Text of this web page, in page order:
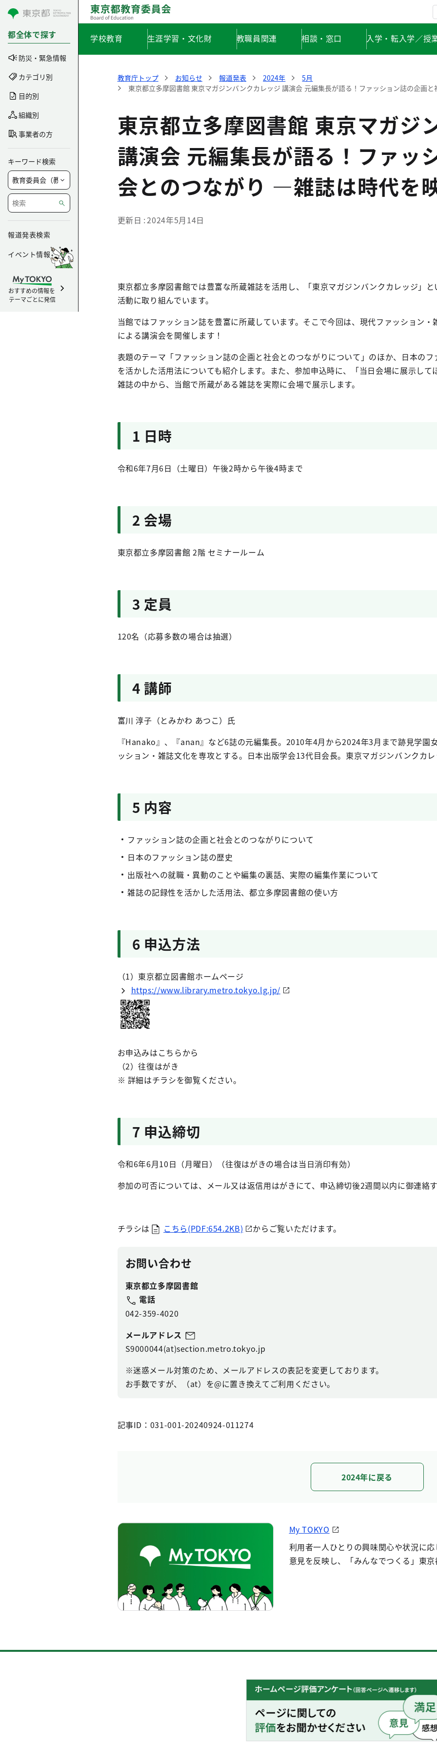
コンテンツにスキップ
都全体で探す
防災・緊急情報
カテゴリ別
目的別
組織別
事業者の方
キーワード検索
報道発表検索
イベント情報
おすすめの情報を
テーマごとに発信
学校教育 生涯学習・文化財 教職員関連 相談・窓口 入学・転入学／授
教育庁トップ お知らせ 報道発表 2024年
5月
東京都立多摩図書館 東京マガジンバンクカレッジ 講演会 元編集長が語る！ファッション誌の企画
東京都立多摩図書館 東京マガジ
講演会 元編集長が語る！ファッ
会とのつながり ―雑誌は時代を
更新日 2024年5月14日
東京都立多摩図書館では豊富な所蔵雑誌を活用し、「東京マガジンバンクカレッジ」
活動に取り組んでいます。
当館ではファッション誌を豊富に所蔵しています。そこで今回は、現代ファッション
による講演会を開催します！
表題のテーマ「ファッション誌の企画と社会とのつながりについて」のほか、日本の
を活かした活用法についても紹介します。また、参加申込時に、「当日会場に展示し
雑誌の中から、当館で所蔵がある雑誌を実際に会場で展示します。
1 日時
令和6年7月6日（土曜日）午後2時から午後4時まで
2 会場
東京都立多摩図書館 2階 セミナールーム
3 定員
120名（応募多数の場合は抽選）
4 講師
富川 淳子（とみかわ あつこ）氏
『Hanako』、『anan』など6誌の元編集長。2010年4月から2024年3月まで跡見学園
ッション・雑誌文化を専攻とする。日本出版学会13代目会長。東京マガジンバンクカレ
5 内容
ファッション誌の企画と社会とのつながりについて
日本のファッション誌の歴史
出版社への就職・異動のことや編集の裏話、実際の編集作業について
雑誌の記録性を活かした活用法、都立多摩図書館の使い方
6 申込方法
（1）東京都立図書館ホームページ
https://www.library.metro.tokyo.lg.jp/
お申込みはこちらから
（2）往復はがき
※ 詳細はチラシを御覧ください。
7 申込締切
令和6年6月10日（月曜日）（往復はがきの場合は当日消印有効）
参加の可否については、メール又は返信用はがきにて、申込締切後2週間以内に御連絡す
チラシは こちら(PDF:654.2KB) からご覧いただけます。
お問い合わせ
東京都立多摩図書館
電話
042-359-4020
メールアドレス
S9000044(at)section.metro.tokyo.jp
※迷惑メール対策のため、メールアドレスの表記を変更しております。
お手数ですが、（at）を@に置き換えてご利用ください。
記事ID：031-001-20240924-011274
2024年に戻る
My TOKYO
利用者一人ひとりの興味関心や状況に
意見を反映し、「みんなでつくる」東京